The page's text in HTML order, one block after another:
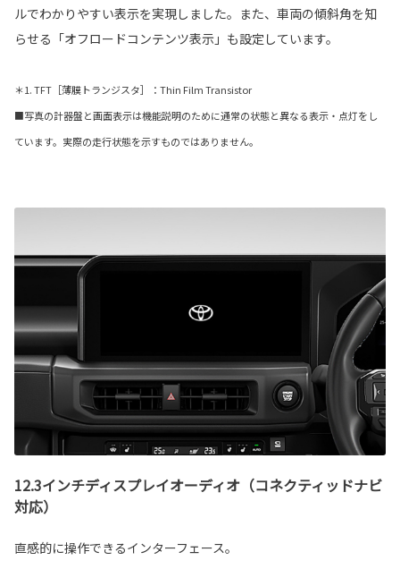
ルでわかりやすい表示を実現しました。また、車両の傾斜角を知
らせる「オフロードコンテンツ表示」も設定しています。
＊1. TFT［薄膜トランジスタ］：Thin Film Transistor
■写真の計器盤と画面表示は機能説明のために通常の状態と異なる表示・点灯をし
ています。実際の走行状態を示すものではありません。
12.3インチディスプレイオーディオ（コネクティッドナビ
対応）
直感的に操作できるインターフェース。